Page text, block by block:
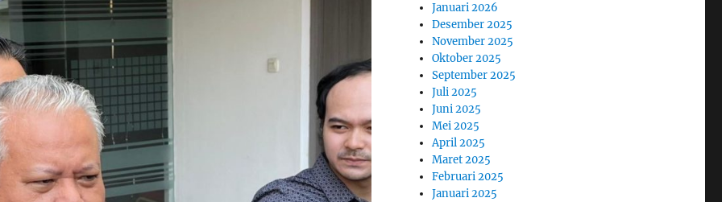
Januari 2026
Desember 2025
November 2025
Oktober 2025
September 2025
Juli 2025
Juni 2025
Mei 2025
April 2025
Maret 2025
Februari 2025
Januari 2025